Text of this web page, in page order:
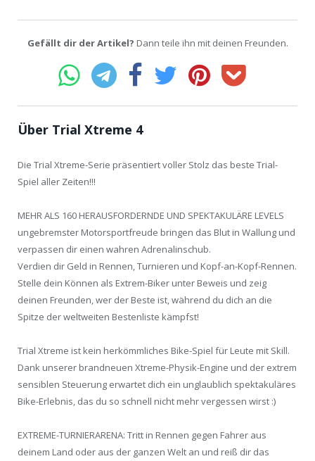
Gefällt dir der Artikel? Dann teile ihn mit deinen Freunden.
Über Trial Xtreme 4
Die Trial Xtreme-Serie präsentiert voller Stolz das beste Trial-
Spiel aller Zeiten!!!
MEHR ALS 160 HERAUSFORDERNDE UND SPEKTAKULÄRE LEVELS
ungebremster Motorsportfreude bringen das Blut in Wallung und
verpassen dir einen wahren Adrenalinschub.
Verdien dir Geld in Rennen, Turnieren und Kopf-an-Kopf-Rennen.
Stelle dein Können als Extrem-Biker unter Beweis und zeig
deinen Freunden, wer der Beste ist, während du dich an die
Spitze der weltweiten Bestenliste kämpfst!
Trial Xtreme ist kein herkömmliches Bike-Spiel für Leute mit Skill.
Dank unserer brandneuen Xtreme-Physik-Engine und der extrem
sensiblen Steuerung erwartet dich ein unglaublich spektakuläres
Bike-Erlebnis, das du so schnell nicht mehr vergessen wirst :)
EXTREME-TURNIERARENA: Tritt in Rennen gegen Fahrer aus
deinem Land oder aus der ganzen Welt an und reiß dir das